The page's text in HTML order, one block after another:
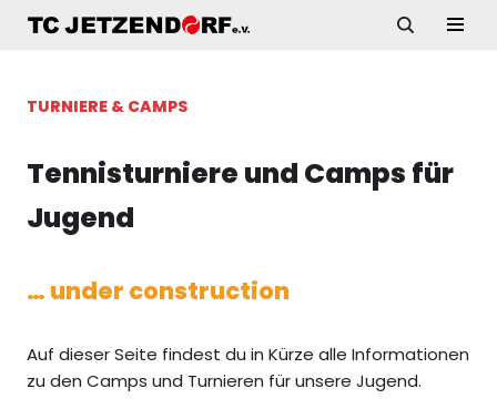
springen
TURNIERE & CAMPS
Tennisturniere und Camps für
Jugend
… under construction
Auf dieser Seite findest du in Kürze alle Informationen
zu den Camps und Turnieren für unsere Jugend.